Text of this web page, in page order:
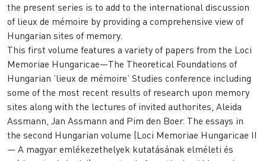
the present series is to add to the international discussion
of lieux de mémoire by providing a comprehensive view of
Hungarian sites of memory.
This first volume features a variety of papers from the Loci
Memoriae Hungaricae—The Theoretical Foundations of
Hungarian ’lieux de mémoire’ Studies conference including
some of the most recent results of research upon memory
sites along with the lectures of invited authorites, Aleida
Assmann, Jan Assmann and Pim den Boer. The essays in
the second Hungarian volume (Loci Memoriae Hungaricae II
— A magyar emlékezethelyek kutatásának elméleti és